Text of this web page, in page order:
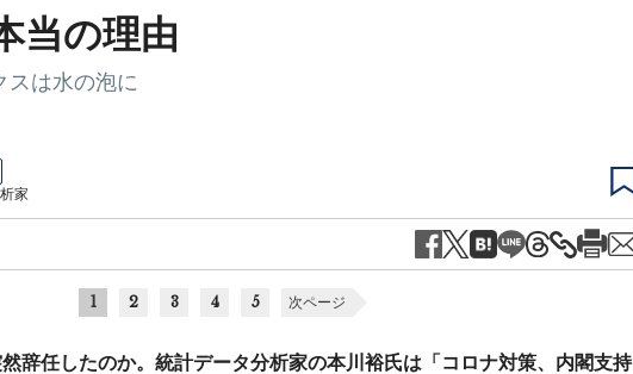
当の理由
スは水の泡に
家
1 2 3 4 5 次ページ
辞任したのか。統計データ分析家の本川裕氏は「コロナ対策、内閣支持